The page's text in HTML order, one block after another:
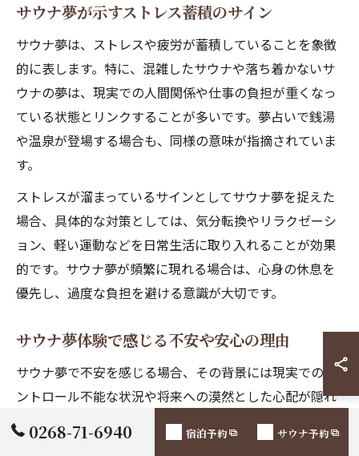
サウナ夢が示すストレス蓄積のサイン
サウナ夢は、ストレスや疲労が蓄積していることを象徴
的に表します。特に、混雑したサウナや落ち着かないサ
ウナの夢は、現実での人間関係や仕事の負担が重くなっ
ている状態とリンクすることが多いです。夢占いで銭湯
や温泉が登場する場合も、同様の意味が指摘されていま
す。
ストレスが溜まっているサインとしてサウナ夢を捉えた
場合、具体的な対策としては、気分転換やリラクゼーシ
ョン、軽い運動などを日常生活に取り入れることが効果
的です。サウナ夢が頻繁に現れる場合は、心身の休息を
優先し、過度な負担を避ける意識が大切です。
サウナ夢体験で感じる不安や安心の理由
サウナ夢で不安を感じる場合、その背景には現実でのコ
ントロール不能な状況や将来への漠然とした心配が隠れ
ていることがあります。例えば、サウナでうまく呼吸が
できない、出られないといった夢は、現実での閉塞感や
0268-71-6940 宿泊予約 サウナ予約